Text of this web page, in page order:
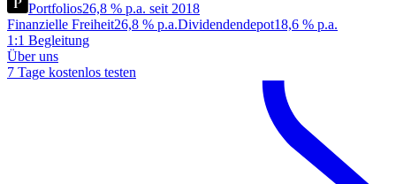
Portfolios26,8 % p.a. seit 2018
Finanzielle Freiheit26,8 % p.a.Dividendendepot18,6 % p.a.
1:1 Begleitung
Über uns
7 Tage kostenlos testen